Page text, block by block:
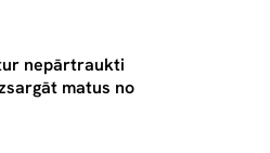
nepārtraukti
matus no